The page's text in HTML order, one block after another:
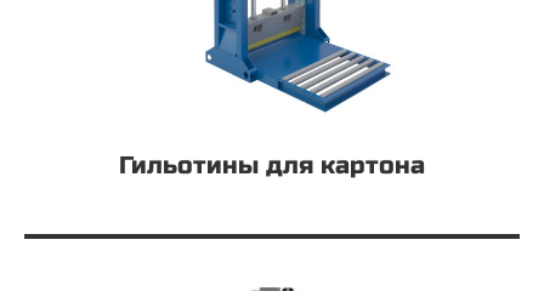
Гильотины для картона